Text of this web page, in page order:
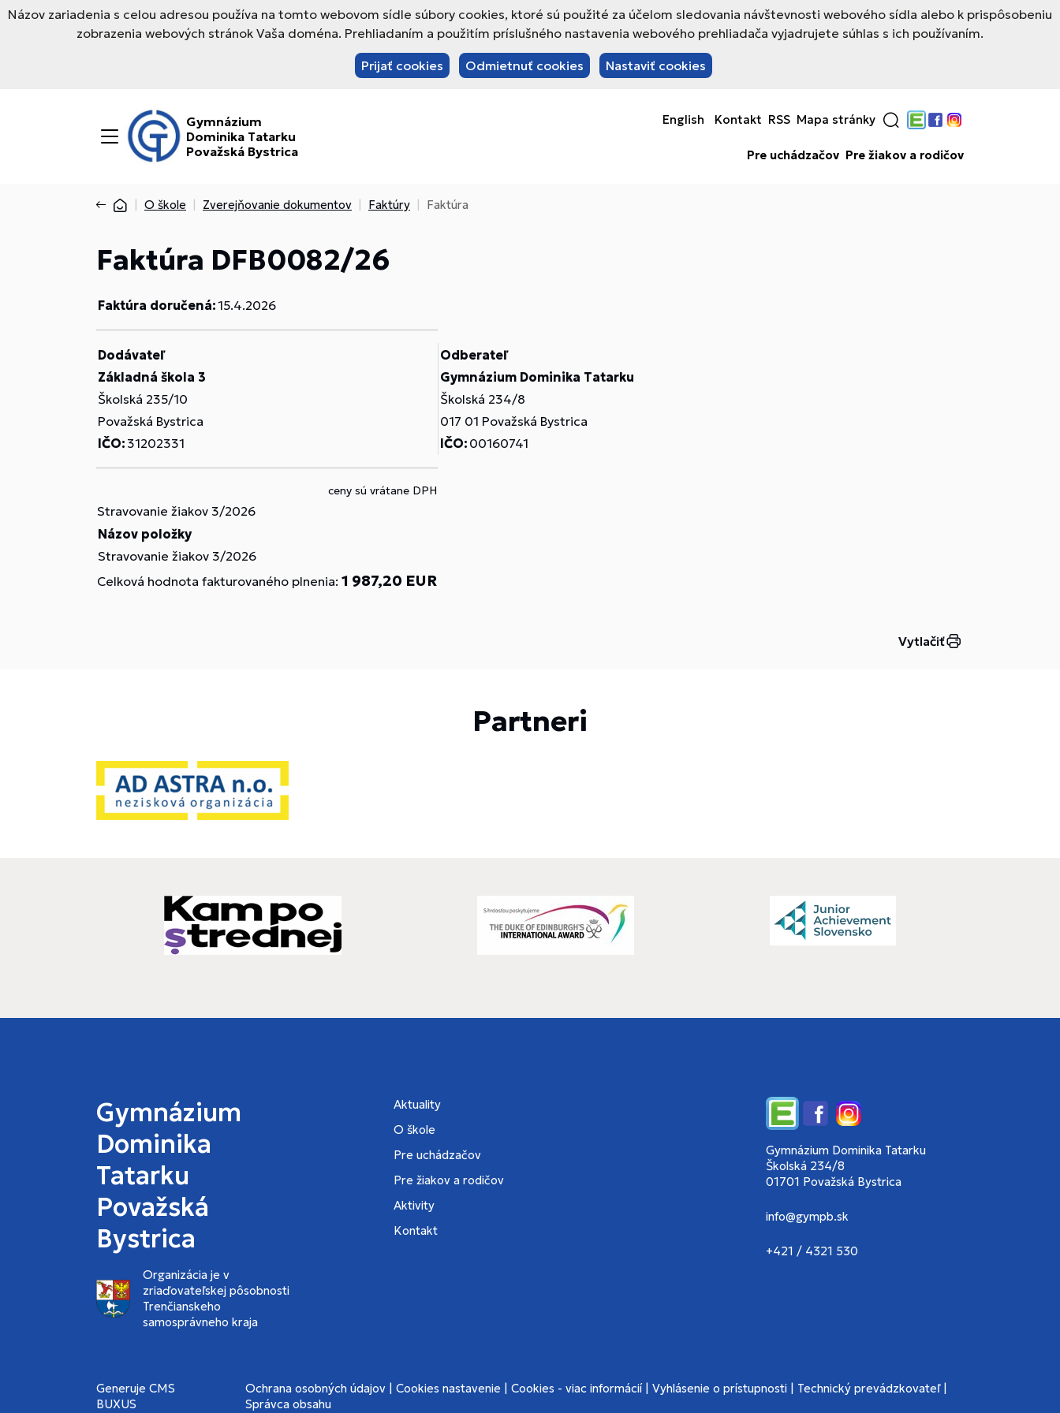
Názov zariadenia s celou adresou používa na tomto webovom sídle súbory cookies, ktoré sú použité za účelom sledovania návštevnosti webového sídla alebo k prispôsobeniu
zobrazenia webových stránok Vaša doména. Prehliadaním a použitím príslušného nastavenia webového prehliadača vyjadrujete súhlas s ich používaním.
Prijať cookies Odmietnuť cookies Nastaviť cookies
Gymnázium
Dominika Tatarku
Považská Bystrica
English Kontakt RSS Mapa stránky
Edupage
Facebook
Instagram
Pre uchádzačov Pre žiakov a rodičov
O škole Zverejňovanie dokumentov Faktúry Faktúra
Faktúra DFB0082/26
Faktúra doručená:15.4.2026
Dodávateľ
Základná škola 3
Školská 235/10
Považská Bystrica
IČO: 31202331
Odberateľ
Gymnázium Dominika Tatarku
Školská 234/8
017 01 Považská Bystrica
IČO: 00160741
ceny sú vrátane DPH
Stravovanie žiakov 3/2026
Názov položky
Stravovanie žiakov 3/2026
Celková hodnota fakturovaného plnenia: 1 987,20 EUR
Vytlačiť
Partneri
Gymnázium
Dominika
Tatarku
Považská
Bystrica
Organizácia je v
zriaďovateľskej pôsobnosti
Trenčianskeho
samosprávneho kraja
Aktuality
O škole
Pre uchádzačov
Pre žiakov a rodičov
Aktivity
Kontakt
EdupageFacebookInstagram
Gymnázium Dominika Tatarku
Školská 234/8
01701 Považská Bystrica
info@gympb.sk
+421 / 4321 530
Generuje CMS
BUXUS
Ochrana osobných údajov| Cookies nastavenie| Cookies - viac informácií| Vyhlásenie o prístupnosti| Technický prevádzkovateľ|
Správca obsahu